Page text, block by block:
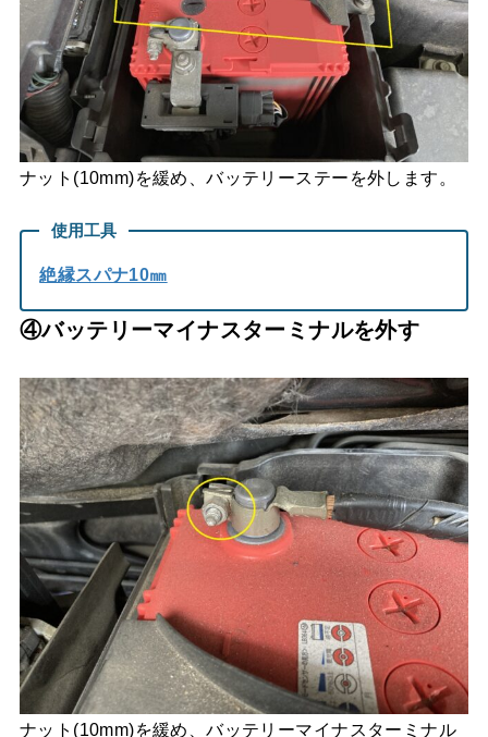
ナット(10mm)を緩め、バッテリーステーを外します。
使用工具
絶縁スパナ10㎜
④バッテリーマイナスターミナルを外す
ナット(10mm)を緩め、バッテリーマイナスターミナル